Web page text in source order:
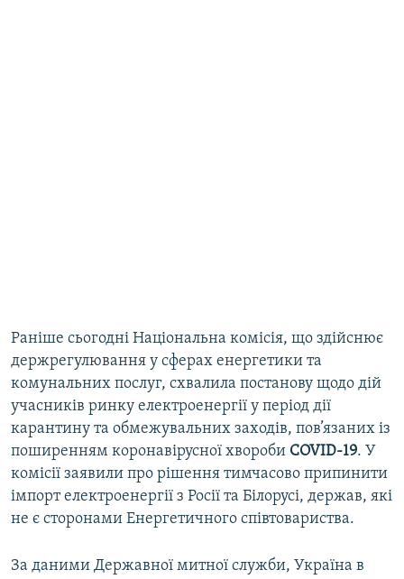
Раніше сьогодні Національна комісія, що здійснює
держрегулювання у сферах енергетики та
комунальних послуг, схвалила постанову щодо дій
учасників ринку електроенергії у період дії
карантину та обмежувальних заходів, пов’язаних із
поширенням коронавірусної хвороби COVID-19. У
комісії заявили про рішення тимчасово припинити
імпорт електроенергії з Росії та Білорусі, держав, які
не є сторонами Енергетичного співтовариства.
За даними Державної митної служби, Україна в